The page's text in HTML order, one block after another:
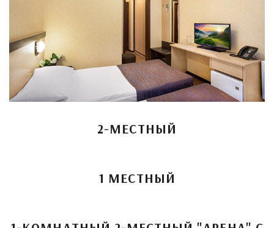
2-МЕСТНЫЙ
1 МЕСТНЫЙ